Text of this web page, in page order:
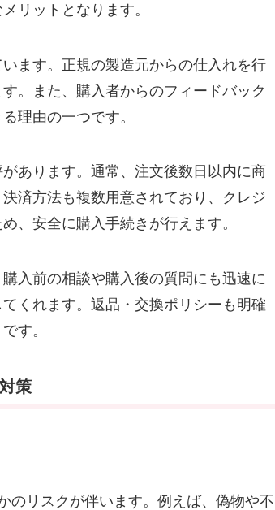
リットとなります。
ます。正規の製造元からの仕入れを行
。また、購入者からのフィードバック
理由の一つです。
あります。通常、注文後数日以内に商
済方法も複数用意されており、クレジ
、安全に購入手続きが行えます。
入前の相談や購入後の質問にも迅速に
くれます。返品・交換ポリシーも明確
す。
策
のリスクが伴います。例えば、偽物や不